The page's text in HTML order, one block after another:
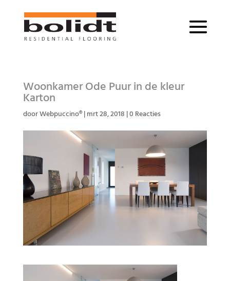
Woonkamer Ode Puur in de kleur
Karton
doorWebpuccino®|mrt 28, 2018 |0 Reacties